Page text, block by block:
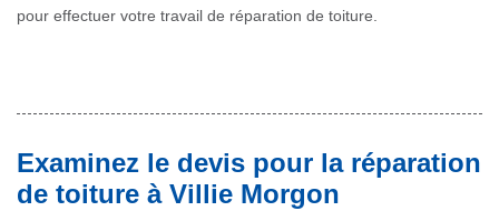
pour effectuer votre travail de réparation de toiture.
Examinez le devis pour la réparation
de toiture à Villie Morgon